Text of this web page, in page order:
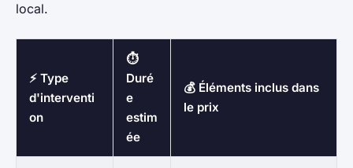
local.
⚡ Type
d'interventi
on
⏱️
Duré
e
estim
ée
💰 Éléments inclus dans
le prix